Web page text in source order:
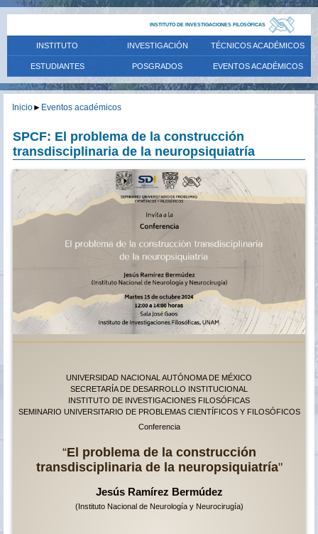
INSTITUTO DE INVESTIGACIONES FILOSÓFICAS
INSTITUTO INVESTIGACIÓN TÉCNICOS ACADÉMICOS
ESTUDIANTES POSGRADOS EVENTOS ACADÉMICOS
Inicio► Eventos académicos
SPCF: El problema de la construcción
transdisciplinaria de la neuropsiquiatría
UNIVERSIDAD NACIONAL AUTÓNOMA DE MÉXICO
SECRETARÍA DE DESARROLLO INSTITUCIONAL
INSTITUTO DE INVESTIGACIONES FILOSÓFICAS
SEMINARIO UNIVERSITARIO DE PROBLEMAS CIENTÍFICOS Y FILOSÓFICOS
Conferencia
“El problema de la construcción
transdisciplinaria de la neuropsiquiatría"
Jesús Ramírez Bermúdez
(Instituto Nacional de Neurología y Neurocirugía)